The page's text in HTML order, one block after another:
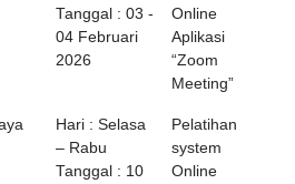
Tanggal : 03 -
04 Februari
2026
Online
Aplikasi
“Zoom
Meeting”
Hari : Selasa
– Rabu
Tanggal : 10
Pelatihan
system
Online